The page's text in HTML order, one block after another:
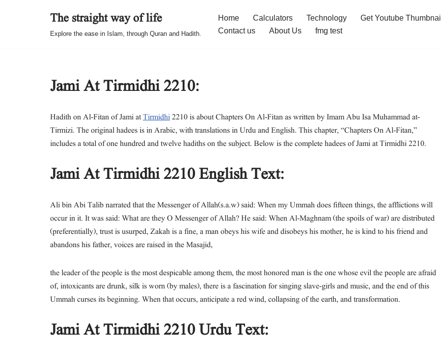
The straight way of life
Explore the ease in Islam, through Quran and Hadith.
Home Calculators Technology Get Youtube Thumbnail
Contact us
About Us fmg test
Jami At Tirmidhi 2210:
Hadith on Al-Fitan of Jami atTirmidhi2210 is about Chapters On Al-Fitan as written by Imam Abu Isa Muhammad at-
Tirmizi. The original hadees is in Arabic, with translations in Urdu and English. This chapter, “Chapters On Al-Fitan,”
includes a total of one hundred and twelve hadiths on the subject. Below is the complete hadees of Jami at Tirmidhi 2210.
Jami At Tirmidhi 2210 English Text:
Ali bin Abi Talib narrated that the Messenger of Allah(s.a.w) said: When my Ummah does fifteen things, the afflictions will
occur in it. It was said: What are they O Messenger of Allah? He said: When Al-Maghnam (the spoils of war) are distributed
(preferentially), trust is usurped, Zakah is a fine, a man obeys his wife and disobeys his mother, he is kind to his friend and
abandons his father, voices are raised in the Masajid,
the leader of the people is the most despicable among them, the most honored man is the one whose evil the people are afraid
of, intoxicants are drunk, silk is worn (by males), there is a fascination for singing slave-girls and music, and the end of this
Ummah curses its beginning. When that occurs, anticipate a red wind, collapsing of the earth, and transformation.
Jami At Tirmidhi 2210 Urdu Text: